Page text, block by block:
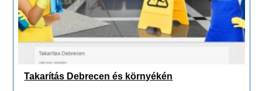
Takarítás Debrecen és környékén